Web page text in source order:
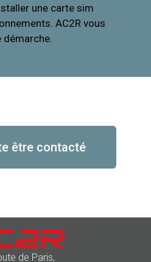
une carte sim
AC2R vous
démarche.
être contacté
de Paris,